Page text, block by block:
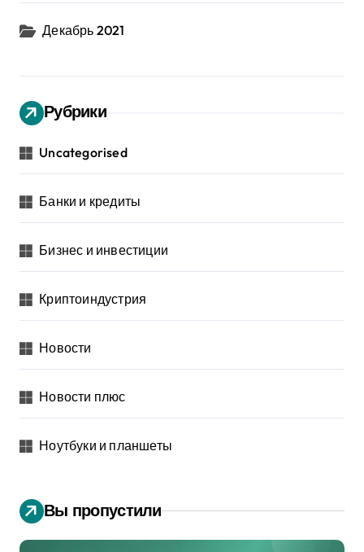
Декабрь 2021
Рубрики
Uncategorised
Банки и кредиты
Бизнес и инвестиции
Криптоиндустрия
Новости
Новости плюс
Ноутбуки и планшеты
Вы пропустили